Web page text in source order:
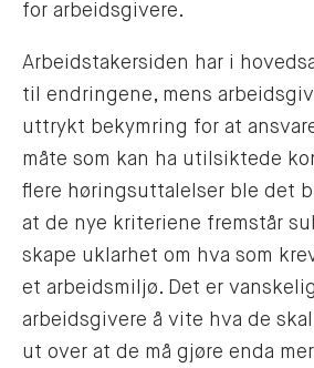
for arbeidsgivere.
Arbeidstakersiden har i
til endringene, mens
uttrykt bekymring for at
måte som kan ha utilsiktede
flere høringsuttalelser ble det
at de nye kriteriene fremstår
skape uklarhet om hva som
et arbeidsmiljø. Det er
arbeidsgivere å vite hva de
ut over at de må gjøre enda